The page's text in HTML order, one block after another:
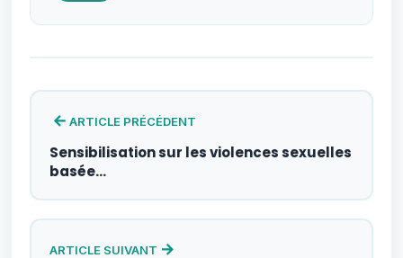
ARTICLE PRÉCÉDENT
Sensibilisation sur les violences sexuelles
basée…
ARTICLE SUIVANT